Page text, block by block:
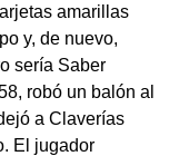
amarillas
y, de nuevo,
sería Saber
robó un balón al
a Claverías
El jugador